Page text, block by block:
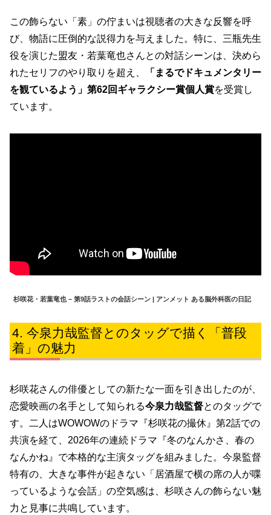
この飾らない「素」の佇まいは視聴者の大きな反響を呼
び、物語に圧倒的な説得力を与えました。特に、三瓶先生
役を演じた盟友・若葉竜也さんとの対話シーンは、決めら
れたセリフのやり取りを超え、
「まるでドキュメンタリー
を観ているよう」 第62回ギャラクシー賞個人賞を受賞し
ています。
杉咲花・若葉竜也 – 第9話ラストの会話シーン | アンメット ある脳外科医の日記
今泉力哉監督とのタッグで描く「普段
着」の魅力
杉咲花さんの俳優としての新たな一面を引き出したのが、
恋愛映画の名手として知られる今泉力哉監督とのタッグで
す。二人はWOWOWのドラマ『杉咲花の撮休』第2話での
共演を経て、2026年の連続ドラマ『冬のなんかさ、春の
なんかね』で本格的な主演タッグを組みました。今泉監督
特有の、大きな事件が起きない「居酒屋で横の席の人が喋
っているような会話」の空気感は、杉咲さんの飾らない魅
力と見事に共鳴しています。